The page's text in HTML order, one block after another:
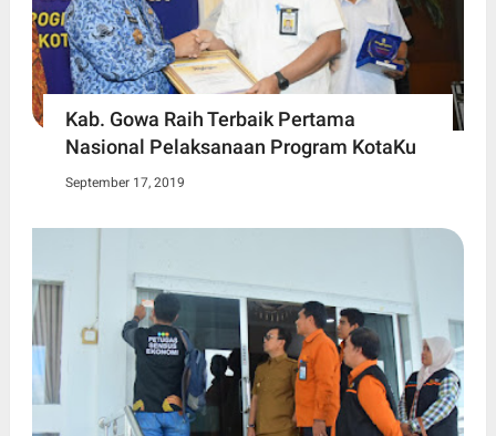
Kab. Gowa Raih Terbaik Pertama
Nasional Pelaksanaan Program KotaKu
September 17, 2019